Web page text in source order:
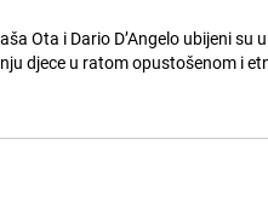
Ota i Dario D’Angelo ubijeni su u
djece u ratom opustošenom i